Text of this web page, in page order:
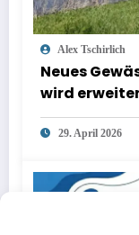
Alex Tschirlich
Neues
wird
29. April 2026